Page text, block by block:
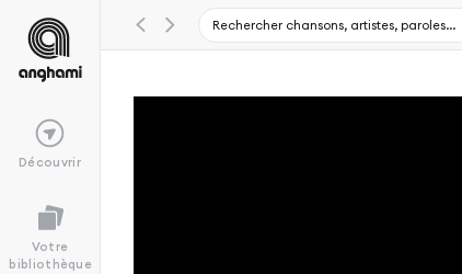
Découvrir
Votre
bibliothèque